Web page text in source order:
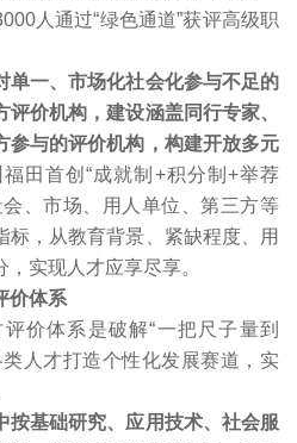
人通过“绿色通道”获评高级职
一、市场化社会化参与不足的
价机构，建设涵盖同行专家、
参与的评价机构，构建开放多元
田首创“成就制+积分制+举荐
、市场、用人单位、第三方等
标，从教育背景、紧缺程度、用
实现人才应享尽享。
价体系
体系是破解“一把尺子量到
人才打造个性化发展赛道，实
按基础研究、应用技术、社会服